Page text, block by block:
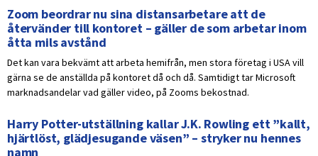
Zoom beordrar nu sina distansarbetare att de
återvänder till kontoret – gäller de som arbetar inom
åtta mils avstånd
Det kan vara bekvämt att arbeta hemifrån, men stora företag i USA vill
gärna se de anställda på kontoret då och då. Samtidigt tar Microsoft
marknadsandelar vad gäller video, på Zooms bekostnad.
Harry Potter-utställning kallar J.K. Rowling ett ”kallt,
hjärtlöst, glädjesugande väsen” – stryker nu hennes
namn